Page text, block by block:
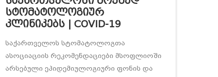
Სტომატოლოგიურ
Კლინიკებს | COVID-19
საქართველოს სტომატოლოგთა
ასოციაციის რეკომენდაციები მსოფლიოში
არსებული ეპიდემიულოგიური ფონის და